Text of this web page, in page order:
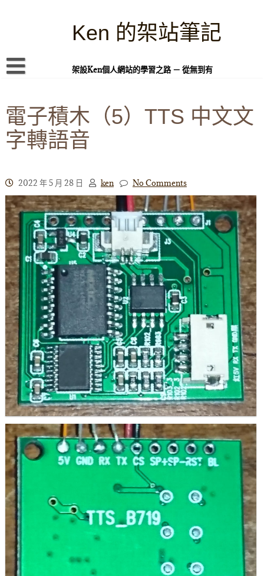
Ken 的架站筆記
架設Ken個人網站的學習之路 － 從無到有
本站簡介
Linux 指令蒐集
WordPress 學習之雜記
PHP 語言
頁面練習
隱私權政策
電子積木（5）TTS 中文文
字轉語音
2022 年 5 月 28 日 ken No Comments